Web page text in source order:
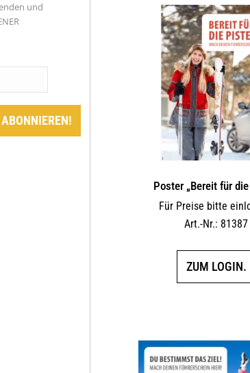
Poster „Bereit für
Für Preise bitte
Art.-Nr.: 81387
ZUM LOGIN.
und